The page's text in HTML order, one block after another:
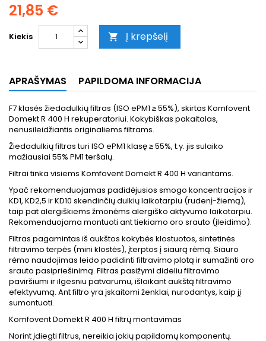
21,85 €
Kiekis  Į krepšelį
APRAŠYMAS PAPILDOMA INFORMACIJA
F7 klasės žiedadulkių filtras (ISO ePM1 ≥ 55%), skirtas Komfovent
Domekt R 400 H rekuperatoriui. Kokybiškas pakaitalas,
nenusileidžiantis originaliems filtrams.
Žiedadulkių filtras turi ISO ePM1 klasę ≥ 55%, t.y. jis sulaiko
mažiausiai 55% PM1 teršalų.
Filtrai tinka visiems Komfovent Domekt R 400 H variantams.
Ypač rekomenduojamas padidėjusios smogo koncentracijos ir
KD1, KD2,5 ir KD10 skendinčių dulkių laikotarpiu (rudenį-žiemą),
taip pat alergiškiems žmonėms alergiško aktyvumo laikotarpiu.
Rekomenduojama montuoti ant tiekiamo oro srauto (įleidimo).
Filtras pagamintas iš aukštos kokybės klostuotos, sintetinės
filtravimo terpės (mini klostės), įterptos į siaurą rėmą. Siauro
rėmo naudojimas leido padidinti filtravimo plotą ir sumažinti oro
srauto pasipriešinimą. Filtras pasižymi dideliu filtravimo
paviršiumi ir ilgesniu patvarumu, išlaikant aukštą filtravimo
efektyvumą. Ant filtro yra įskaitomi ženklai, nurodantys, kaip jį
sumontuoti.
Komfovent Domekt R 400 H filtrų montavimas
Norint įdiegti filtrus, nereikia jokių papildomų komponentų.